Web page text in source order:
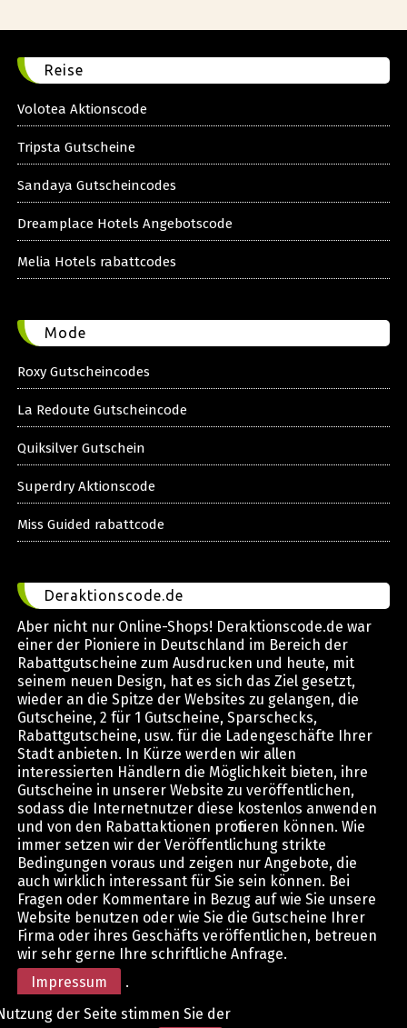
Reise
Volotea Aktionscode
Tripsta Gutscheine
Sandaya Gutscheincodes
Dreamplace Hotels Angebotscode
Melia Hotels rabattcodes
Mode
Roxy Gutscheincodes
La Redoute Gutscheincode
Quiksilver Gutschein
Superdry Aktionscode
Miss Guided rabattcode
Deraktionscode.de
Aber nicht nur Online-Shops! Deraktionscode.de war
einer der Pioniere in Deutschland im Bereich der
Rabattgutscheine zum Ausdrucken und heute, mit
seinem neuen Design, hat es sich das Ziel gesetzt,
wieder an die Spitze der Websites zu gelangen, die
Gutscheine, 2 für 1 Gutscheine, Sparschecks,
Rabattgutscheine, usw. für die Ladengeschäfte Ihrer
Stadt anbieten. In Kürze werden wir allen
interessierten Händlern die Möglichkeit bieten, ihre
Gutscheine in unserer Website zu veröffentlichen,
sodass die Internetnutzer diese kostenlos anwenden
und von den Rabattaktionen profitieren können. Wie
immer setzen wir der Veröffentlichung strikte
Bedingungen voraus und zeigen nur Angebote, die
auch wirklich interessant für Sie sein können. Bei
Fragen oder Kommentare in Bezug auf wie Sie unsere
Website benutzen oder wie Sie die Gutscheine Ihrer
Firma oder ihres Geschäfts veröffentlichen, betreuen
wir sehr gerne Ihre schriftliche Anfrage.
Impressum
.
der Seite stimmen Sie der